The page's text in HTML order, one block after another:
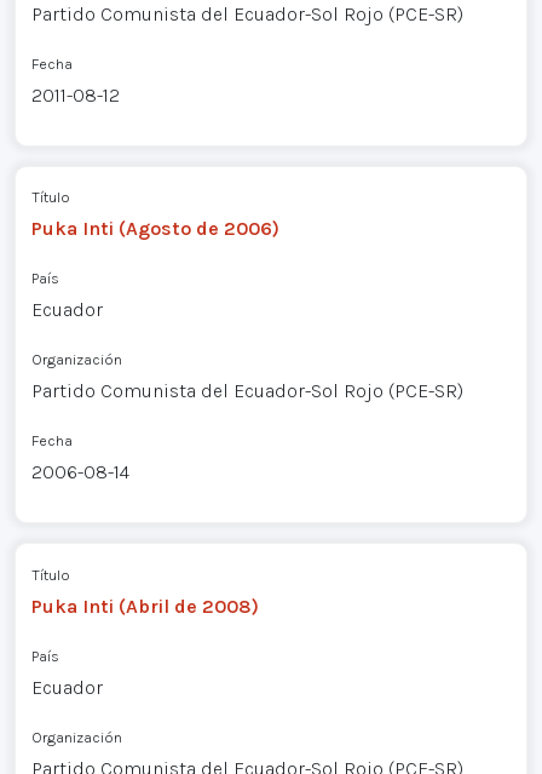
Partido Comunista del Ecuador-Sol Rojo (PCE-SR)
Fecha
2011-08-12
Título
Puka Inti (Agosto de 2006)
País
Ecuador
Organización
Partido Comunista del Ecuador-Sol Rojo (PCE-SR)
Fecha
2006-08-14
Título
Puka Inti (Abril de 2008)
País
Ecuador
Organización
Partido Comunista del Ecuador-Sol Rojo (PCE-SR)